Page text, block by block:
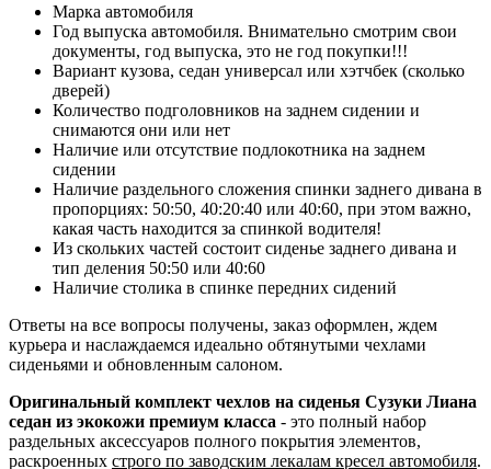
Марка автомобиля
Год выпуска автомобиля. Внимательно смотрим свои
документы, год выпуска, это не год покупки!!!
Вариант кузова, седан универсал или хэтчбек (сколько
дверей)
Количество подголовников на заднем сидении и
снимаются они или нет
Наличие или отсутствие подлокотника на заднем
сидении
Наличие раздельного сложения спинки заднего дивана в
пропорциях: 50:50, 40:20:40 или 40:60, при этом важно,
какая часть находится за спинкой водителя!
Из скольких частей состоит сиденье заднего дивана и
тип деления 50:50 или 40:60
Наличие столика в спинке передних сидений
Ответы на все вопросы получены, заказ оформлен, ждем
курьера и наслаждаемся идеально обтянутыми чехлами
сиденьями и обновленным салоном.
Оригинальный комплект чехлов на сиденья Сузуки Лиана
седан из экокожи премиум класса - это полный набор
раздельных аксессуаров полного покрытия элементов,
раскроенных строго по заводским лекалам кресел автомобиля.